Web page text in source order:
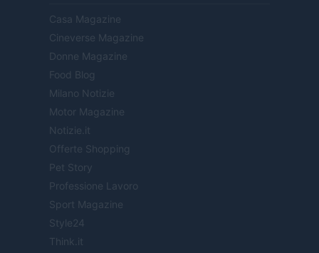
Casa Magazine
Cineverse Magazine
Donne Magazine
Food Blog
Milano Notizie
Motor Magazine
Notizie.it
Offerte Shopping
Pet Story
Professione Lavoro
Sport Magazine
Style24
Think.it